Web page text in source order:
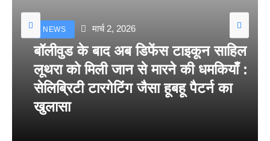
NEWS मार्च 2, 2026
बॉलीवुड के बाद अब डिफेंस टाइकून साहिल
लूथरा को मिली जान से मारने की धमकियाँ :
सेलिब्रिटी टारगेटिंग जैसा हूबहू पैटर्न का
खुलासा